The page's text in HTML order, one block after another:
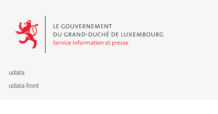
Le Gouvernement du Grand-Duché de Luxembourg - Service
udata
udata-front